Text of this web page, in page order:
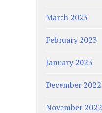
March 2023
February 2023
January 2023
December 2022
November 2022